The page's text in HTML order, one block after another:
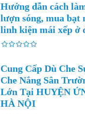
Hướng dẫn cách
lượn sóng, mua bạt
linh kiện mái xếp ở
Cung Cấp Dù Che
Che Nắng Sân
Lớn Tại HUYỆN
HÀ NỘI